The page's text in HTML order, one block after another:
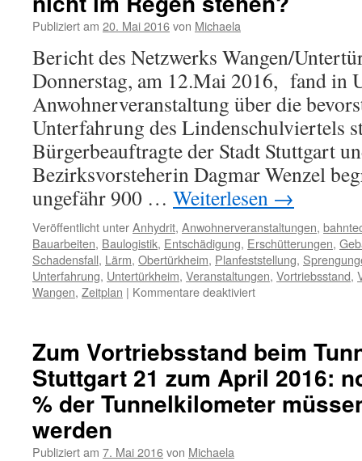
Publiziert am 20. Mai 2016von Michaela
Bericht des Netzwerks Wangen/
Donnerstag, am 12.Mai 2016, fand in
Anwohnerveranstaltung über die
Unterfahrung des Lindenschulviertels
Bürgerbeauftragte der Stadt Stuttgart
Bezirksvorsteherin Dagmar Wenzel
ungefähr 900 … Weiterlesen →
Veröffentlicht unterAnhydrit, Anwohnerveranstaltungen,
Bauarbeiten, Baulogistik, Entschädigung, Erschütterungen,
Schadensfall, Lärm, Obertürkheim, Planfeststellung,
Unterfahrung, Untertürkheim, Veranstaltungen, Vortriebsstand,
Wangen, Zeitplan | Kommentare deaktiviert
Zum Vortriebsstand beim
Stuttgart 21 zum April 2016:
% der Tunnelkilometer
werden
Publiziert am 7. Mai 2016von Michaela